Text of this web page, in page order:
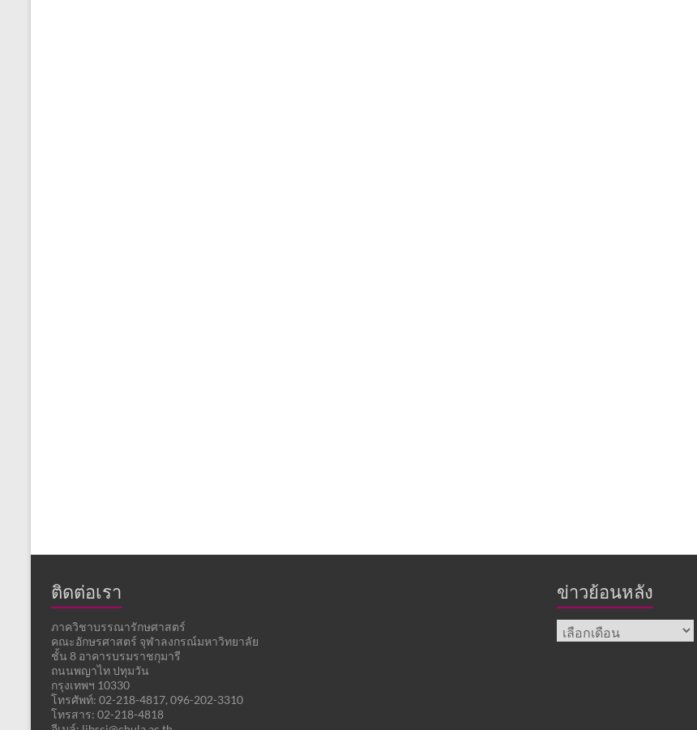
ติดต่อเรา
ภาควิชาบรรณารักษศาสตร์
คณะอักษรศาสตร์ จุฬาลงกรณ์มหาวิทยาลัย
ชั้น 8 อาคารบรมราชกุมารี
ถนนพญาไท ปทุมวัน
กรุงเทพฯ 10330
โทรศัพท์: 02-218-4817, 096-202-3310
โทรสาร: 02-218-4818
ข่าวย้อนหลัง
ข่าว
ย้อน